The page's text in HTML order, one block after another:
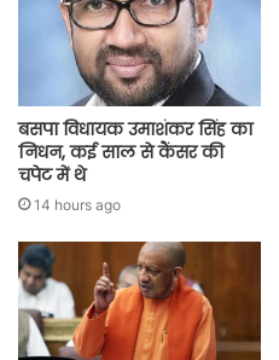
बसपा विधायक उमाशंकर सिंह का
निधन, कई साल से कैंसर की
चपेट में थे
14 hours ago